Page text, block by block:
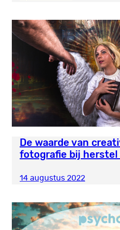
De waarde van
fotografie bij herstel
14 augustus 2022